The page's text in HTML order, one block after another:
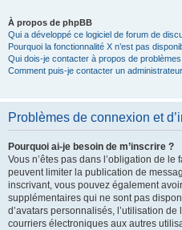
À propos de phpBB
Qui a développé ce logiciel de forum de
Pourquoi la fonctionnalité X n’est pas
Qui dois-je contacter à propos de
Comment puis-je contacter un
Problèmes de connexion et
Pourquoi ai-je besoin de m’inscrire ?
Vous n’êtes pas dans l’obligation de
peuvent limiter la publication de
inscrivant, vous pouvez également
supplémentaires qui ne sont pas
d’avatars personnalisés, l’utilisation
courriers électroniques aux autres